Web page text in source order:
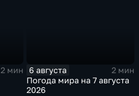
2 мин
6 августа
2 мин
Погода мира на 7 августа
2026